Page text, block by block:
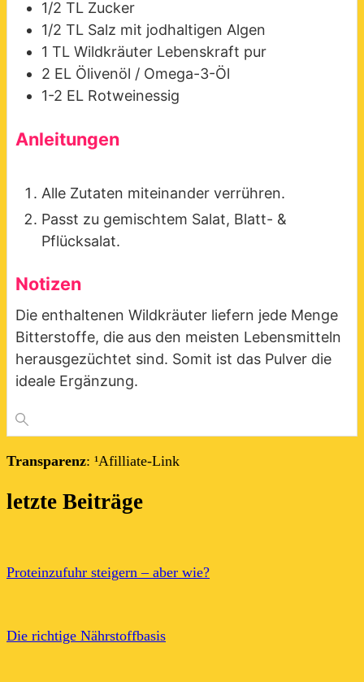
1/2 TL Zucker
1/2 TL Salz mit jodhaltigen Algen
1 TL Wildkräuter Lebenskraft pur
2 EL Ölivenöl / Omega-3-Öl
1-2 EL Rotweinessig
Anleitungen
Alle Zutaten miteinander verrühren.
Passt zu gemischtem Salat, Blatt- &
Pflücksalat.
Notizen
Die enthaltenen Wildkräuter liefern jede Menge
Bitterstoffe, die aus den meisten Lebensmitteln
herausgezüchtet sind. Somit ist das Pulver die
ideale Ergänzung.
Transparenz: ¹Afilliate-Link
letzte Beiträge
Proteinzufuhr steigern – aber wie?
Die richtige Nährstoffbasis